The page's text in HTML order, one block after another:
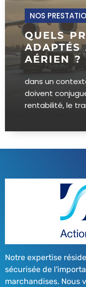
NOS
QUELS
ADAPTÉS
AÉRIEN ?
dans un
doivent
rentabilité, le
Notre expertise
sécurisée de
marchandises. Nous